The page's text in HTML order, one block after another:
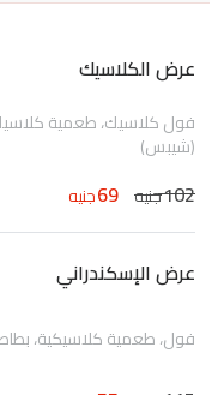
عرض الكلاسيك
فول كلاسيك، طعمية
(شيبس)
102جنيه 69جنيه
عرض الإسكندراني
فول، طعمية كلاسيكية،